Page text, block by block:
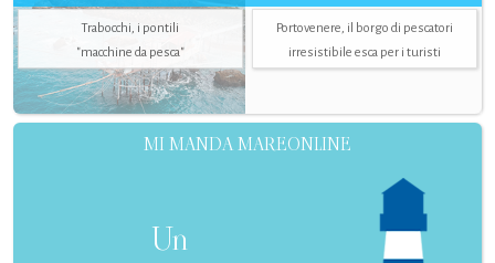
Trabocchi, i pontili
"macchine da pesca"
Portovenere, il borgo di pescatori
irresistibile esca per i turisti
MI MANDA MAREONLINE
Un